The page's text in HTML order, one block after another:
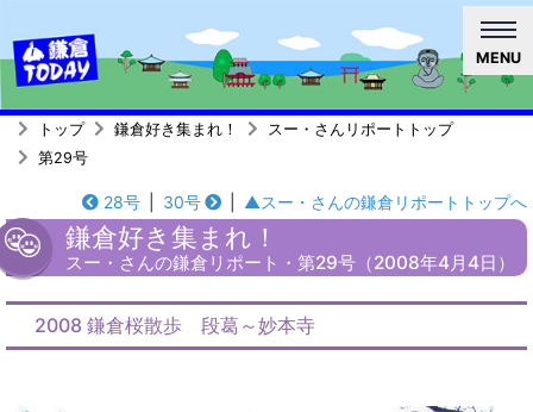
MENU
トップ 鎌倉好き集まれ！
スー・さんリポートトップ
第29号
28号 30号 ▲スー・さんの鎌倉リポートトップへ
鎌倉好き集まれ！
スー・さんの鎌倉リポート・第29号（2008年4月4日）
2008 鎌倉桜散歩 段葛～妙本寺